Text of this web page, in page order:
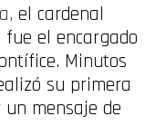
el cardenal
fue el encargado
Minutos
su primera
mensaje de